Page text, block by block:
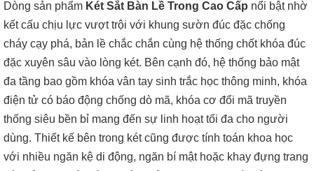
Dòng sản phẩm Két Sắt Bàn Lề Trong Cao Cấp nổi bật nhờ
kết cấu chịu lực vượt trội với khung sườn đúc đặc chống
cháy cạy phá, bản lề chắc chắn cùng hệ thống chốt khóa đúc
đặc xuyên sâu vào lòng két. Bên cạnh đó, hệ thống bảo mật
đa tầng bao gồm khóa vân tay sinh trắc học thông minh, khóa
điện tử có báo động chống dò mã, khóa cơ đổi mã truyền
thống siêu bền bỉ mang đến sự linh hoạt tối đa cho người
dùng. Thiết kế bên trong két cũng được tính toán khoa học
với nhiều ngăn kệ di động, ngăn bí mật hoặc khay đựng trang